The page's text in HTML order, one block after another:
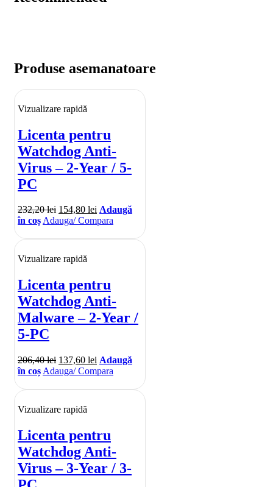
Produse asemanatoare
Vizualizare rapidă
Licenta pentru
Watchdog Anti-
Virus – 2-Year / 5-
PC
232,20lei 154,80 lei Adaugă
în coșAdauga/ Compara
Vizualizare rapidă
Licenta pentru
Watchdog Anti-
Malware – 2-Year /
5-PC
206,40lei 137,60 lei Adaugă
în coș Adauga/ Compara
Vizualizare rapidă
Licenta pentru
Watchdog Anti-
Virus – 3-Year / 3-